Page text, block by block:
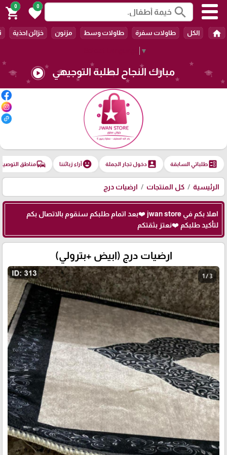
▼
search
0
favorite
0
shopping_cart
home الكل طاولات سفرة طاولات وسط مزنون خزائن احذية
مبارك النجاح لطلبة التوجيهي play_circle
ballotطلباتي السابقة account_boxدخول تجار الجملة emoji_emotionsآراء زبائننا commuteمناطق
الرئيسية كل المنتجات ارضيات درج
اهلا بكم في jwan store ❤️بعد اتمام طلبكم سنقوم بالاتصال بكم
لتأكيد طلبكم ❤️نعتز بثقتكم
ارضيات درج (ابيض +بترولي)
1 / 3